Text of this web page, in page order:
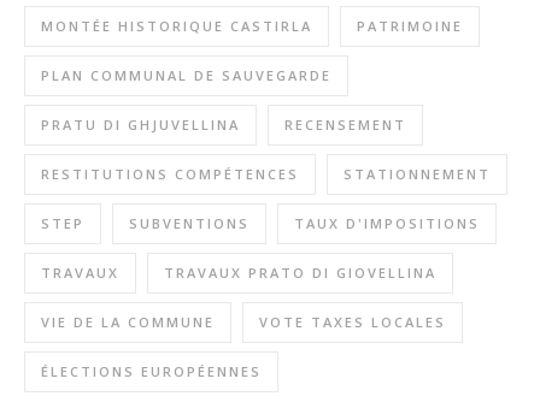
MONTÉE HISTORIQUE CASTIRLA PATRIMOINE
PLAN COMMUNAL DE SAUVEGARDE
PRATU DI GHJUVELLINA RECENSEMENT
RESTITUTIONS COMPÉTENCES STATIONNEMENT
STEP SUBVENTIONS TAUX D'IMPOSITIONS
TRAVAUX TRAVAUX PRATO DI GIOVELLINA
VIE DE LA COMMUNE VOTE TAXES LOCALES
ÉLECTIONS EUROPÉENNES